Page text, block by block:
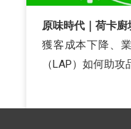
原味時代｜荷卡廚
獲客成本下降、
（LAP）如何助